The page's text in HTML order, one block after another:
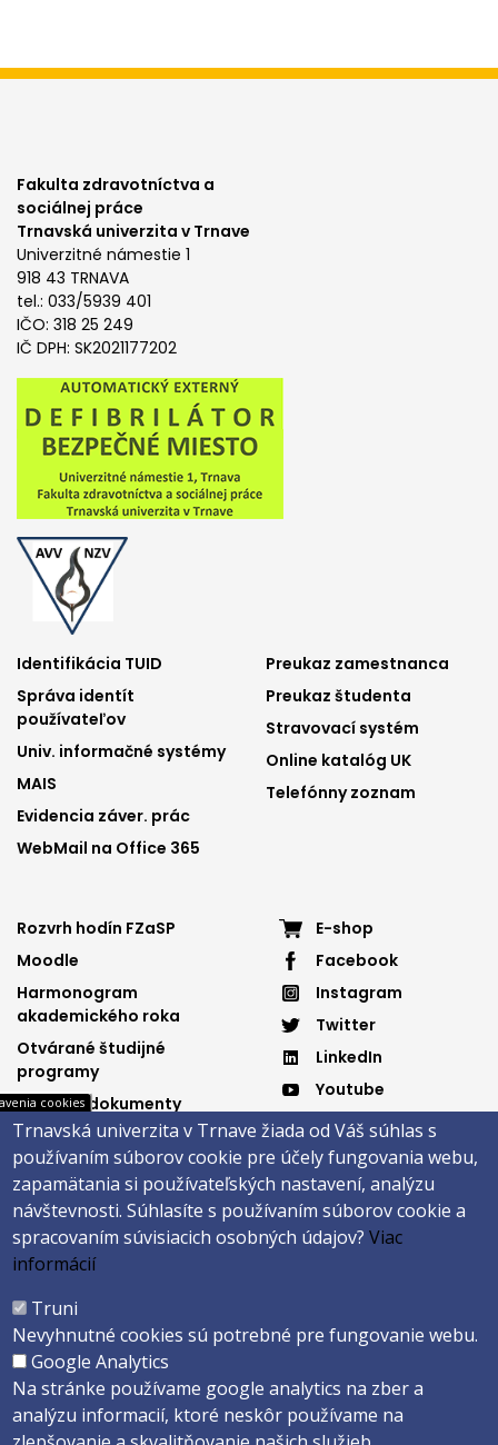
Fakulta zdravotníctva a
sociálnej práce
Trnavská univerzita v Trnave
Univerzitné námestie 1
918 43 TRNAVA
tel.: 033/5939 401
IČO: 318 25 249
IČ DPH: SK2021177202
Footer
menu
1
Identifikácia TUID
Správa identít
používateľov
Univ. informačné systémy
MAIS
Evidencia záver. prác
WebMail na Office 365
Footer
menu
2
Preukaz zamestnanca
Preukaz študenta
Stravovací systém
Online katalóg UK
Telefónny zoznam
Footer
menu
3
Rozvrh hodín FZaSP
Moodle
Harmonogram
akademického roka
Otvárané študijné
programy
Dôležité dokumenty
Elektronická knižnica
Footer
menu
4
E-shop
Facebook
Instagram
Twitter
LinkedIn
Youtube
Spotify
Päta
Správca obsahu
Copyright ©2026 Fakulta zdravotníctva a sociálnej práce · Trnavská
univerzita v Trnave
Created byActivIT s.r.o.
cookies
Trnavská univerzita v Trnave žiada od Váš súhlas s
používaním súborov cookie pre účely fungovania webu,
zapamätania si používateľských nastavení, analýzu
návštevnosti. Súhlasíte s používaním súborov cookie a
spracovaním súvisiacich osobných údajov?Viac
informácií
Truni
Nevyhnutné cookies sú potrebné pre fungovanie webu.
Google Analytics
Na stránke používame google analytics na zber a
analýzu informacií, ktoré neskôr používame na